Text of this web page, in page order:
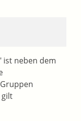
ist neben dem
gilt